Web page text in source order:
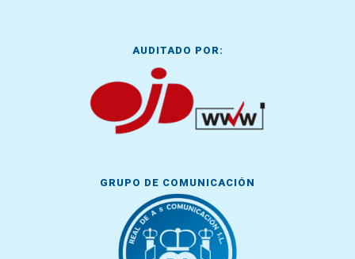
AUDITADO POR:
GRUPO DE COMUNICACIÓN